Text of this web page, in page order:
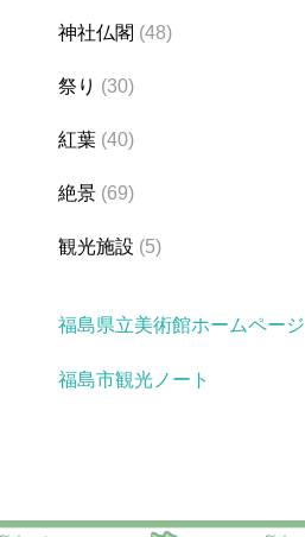
神社仏閣 (48)
祭り (30)
紅葉 (40)
絶景 (69)
観光施設 (5)
福島県立美術館ホームページ
福島市観光ノート